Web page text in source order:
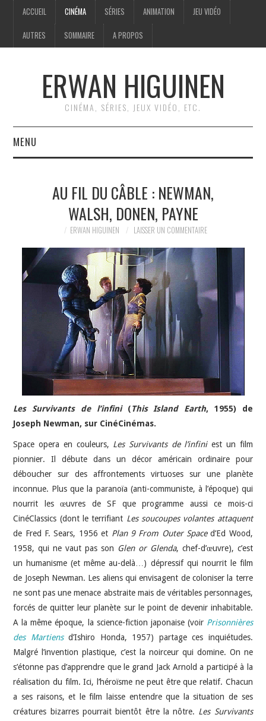
ACCUEIL CINÉMA SÉRIES ANIMATION JEU VIDÉO
AUTRES SOMMAIRE A PROPOS
ERWAN HIGUINEN
CINÉMA, SÉRIES, JEUX VIDÉO, ETC.
MENU
CINÉMA
ANIMATION
JEU VIDÉO
AUTRES
SOMMAIRE
A PROPOS
AU FIL DU CÂBLE : NEWMAN,
WALSH, DONEN, PAYNE
ERWAN HIGUINEN LAISSER UN COMMENTAIRE
Les Survivants de l’infini(This Island Earth, 1955) de
Joseph Newman, sur CinéCinémas.
Space opera en couleurs, Les Survivants de l’infiniest un film
pionnier. Il débute dans un décor américain ordinaire pour
déboucher sur des affrontements virtuoses sur une planète
inconnue. Plus que la paranoïa (anti-communiste, à l’époque) qui
nourrit les œuvres de SF que programme aussi ce mois-ci
CinéClassics (dont le terrifiant Les soucoupes volantes attaquent
de Fred F. Sears, 1956 et Plan 9 From Outer Spaced’Ed Wood,
1958, qui ne vaut pas son Glen or Glenda, chef-d’œuvre), c’est
un humanisme (et même au-delà…) dépressif qui nourrit le film
de Joseph Newman. Les aliens qui envisagent de coloniser la terre
ne sont pas une menace abstraite mais de véritables personnages,
forcés de quitter leur planète sur le point de devenir inhabitable.
A la même époque, la science-fiction japonaise (voir Prisonnières
des Martiensd’Ishiro Honda, 1957) partage ces inquiétudes.
Malgré l’invention plastique, c’est la noirceur qui domine. On ne
s’étonne pas d’apprendre que le grand Jack Arnold a participé à la
réalisation du film. Ici, l’héroïsme ne peut être que relatif. Chacun
a ses raisons, et le film laisse entendre que la situation de ses
créatures bizarres pourrait bientôt être la nôtre. Les Survivants